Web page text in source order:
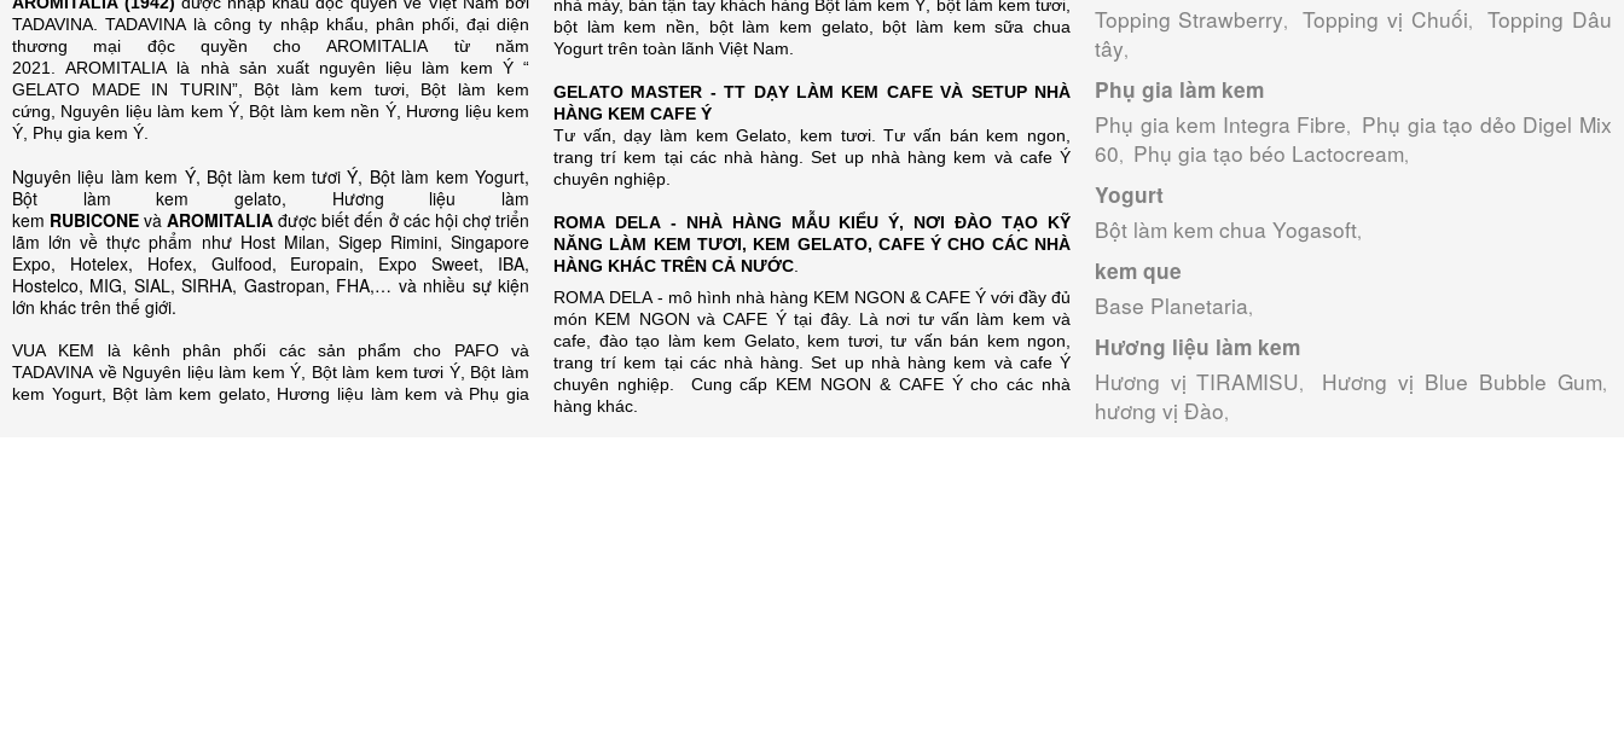
TADAVINA. TADAVINA là công ty nhập khẩu, phân phối, đại diện
thương mại độc quyền cho AROMITALIA từ năm
2021. AROMITALIA là nhà sản xuất nguyên liệu làm kem Ý “
GELATO MADE IN TURIN”, Bột làm kem tươi, Bột làm kem
cứng, Nguyên liệu làm kem Ý, Bột làm kem nền Ý, Hương liệu kem
Ý, Phụ gia kem Ý.
Nguyên liệu làm kem Ý, Bột làm kem tươi Ý, Bột làm kem Yogurt,
Bột làm kem gelato, Hương liệu làm
kem RUBICONE và AROMITALIA được biết đến ở các hội chợ triển
lãm lớn về thực phẩm như Host Milan, Sigep Rimini, Singapore
Expo, Hotelex, Hofex, Gulfood, Europain, Expo Sweet, IBA,
Hostelco, MIG, SIAL, SIRHA, Gastropan, FHA,… và nhiều sự kiện
lớn khác trên thế giới.
VUA KEM là kênh phân phối các sản phẩm cho PAFO và
TADAVINA về Nguyên liệu làm kem Ý, Bột làm kem tươi Ý, Bột làm
kem Yogurt, Bột làm kem gelato, Hương liệu làm kem và Phụ gia
nhà máy, bán tận tay khách hàng Bột làm kem Ý, bột làm kem tươi,
bột làm kem nền, bột làm kem gelato, bột làm kem sữa chua
Yogurt trên toàn lãnh Việt Nam.
GELATO MASTER - TT DẠY LÀM KEM CAFE VÀ SETUP NHÀ
HÀNG KEM CAFE Ý
Tư vấn, dạy làm kem Gelato, kem tươi. Tư vấn bán kem ngon,
trang trí kem tại các nhà hàng. Set up nhà hàng kem và cafe Ý
chuyên nghiệp.
ROMA DELA - NHÀ HÀNG MẪU KIỂU Ý, NƠI ĐÀO TẠO KỸ
NĂNG LÀM KEM TƯƠI, KEM GELATO, CAFE Ý CHO CÁC NHÀ
HÀNG KHÁC TRÊN CẢ NƯỚC
ROMA DELA - mô hình nhà hàng KEM NGON & CAFE Ý với đầy đủ
món KEM NGON và CAFE Ý tại đây. Là nơi tư vấn làm kem và
cafe, đào tạo làm kem Gelato, kem tươi, tư vấn bán kem ngon,
trang trí kem tại các nhà hàng. Set up nhà hàng kem và cafe Ý
chuyên nghiệp. Cung cấp KEM NGON & CAFE Ý cho các nhà
hàng khác.
Topping Strawberry, Topping vị Chuối, Topping Dâu
tây,
Phụ gia làm kem
Phụ gia kem Integra Fibre, Phụ gia tạo dẻo Digel Mix
60, Phụ gia tạo béo Lactocream,
Yogurt
Bột làm kem chua Yogasoft,
kem que
Base Planetaria,
Hương liệu làm kem
Hương vị TIRAMISU, Hương vị Blue Bubble Gum,
hương vị Đào,